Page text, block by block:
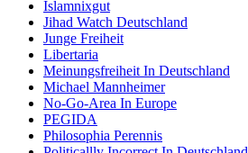
Islamnixgut
Jihad Watch Deutschland
Junge Freiheit
Libertaria
Meinungsfreiheit In Deutschland
Michael Mannheimer
No-Go-Area In Europe
PEGIDA
Philosophia Perennis